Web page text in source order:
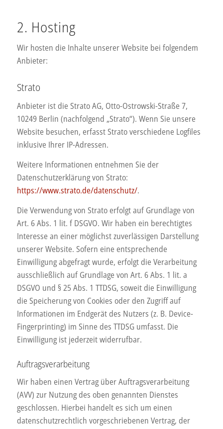
2. Hosting
Wir hosten die Inhalte unserer Website bei folgendem
Anbieter:
Strato
Anbieter ist die Strato AG, Otto-Ostrowski-Straße 7,
10249 Berlin (nachfolgend „Strato“). Wenn Sie unsere
Website besuchen, erfasst Strato verschiedene Logfiles
inklusive Ihrer IP-Adressen.
Weitere Informationen entnehmen Sie der
Datenschutzerklärung von Strato:
https://www.strato.de/datenschutz/.
Die Verwendung von Strato erfolgt auf Grundlage von
Art. 6 Abs. 1 lit. f DSGVO. Wir haben ein berechtigtes
Interesse an einer möglichst zuverlässigen Darstellung
unserer Website. Sofern eine entsprechende
Einwilligung abgefragt wurde, erfolgt die Verarbeitung
ausschließlich auf Grundlage von Art. 6 Abs. 1 lit. a
DSGVO und § 25 Abs. 1 TTDSG, soweit die Einwilligung
die Speicherung von Cookies oder den Zugriff auf
Informationen im Endgerät des Nutzers (z. B. Device-
Fingerprinting) im Sinne des TTDSG umfasst. Die
Einwilligung ist jederzeit widerrufbar.
Auftragsverarbeitung
Wir haben einen Vertrag über Auftragsverarbeitung
(AVV) zur Nutzung des oben genannten Dienstes
geschlossen. Hierbei handelt es sich um einen
datenschutzrechtlich vorgeschriebenen Vertrag, der